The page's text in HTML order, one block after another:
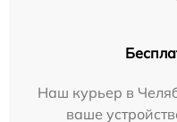
Наш курьер в
ваше